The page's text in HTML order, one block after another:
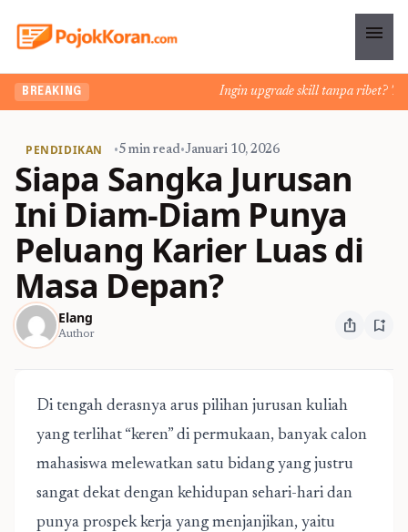
menu
BREAKING Ingin upgrade skill tanpa ribet?
PENDIDIKAN •5 min read•Januari 10, 2026
Siapa Sangka Jurusan
Ini Diam-Diam Punya
Peluang Karier Luas di
Masa Depan?
Elang
Author ios_share bookmark_add
Di tengah derasnya arus pilihan jurusan kuliah
yang terlihat “keren” di permukaan, banyak calon
mahasiswa melewatkan satu bidang yang justru
sangat dekat dengan kehidupan sehari-hari dan
punya prospek kerja yang menjanjikan, yaitu